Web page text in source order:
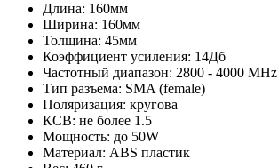
Длина: 160мм
Ширина: 160мм
Толщина: 45мм
Коэффициент усиления: 14Дб
Частотный диапазон: 2800 - 4000 MHz
Тип разъема: SMA (female)
Поляризация: кругова
КСВ: не более 1.5
Мощность: до 50W
Материал: ABS пластик